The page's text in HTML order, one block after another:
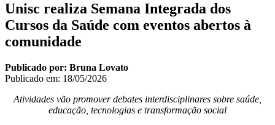
Unisc realiza Semana Integrada dos
Cursos da Saúde com eventos abertos à
comunidade
Publicado por: Bruna Lovato
Publicado em: 18/05/2026
Atividades vão promover debates interdisciplinares sobre saúde,
educação, tecnologias e transformação social